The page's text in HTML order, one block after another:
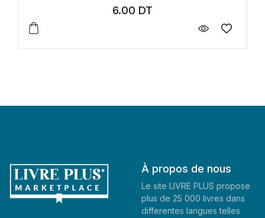
6.00 DT
À propos de nous
Le site LIVRE PLUS propose
plus de 25 000 livres dans
differentes langues telles